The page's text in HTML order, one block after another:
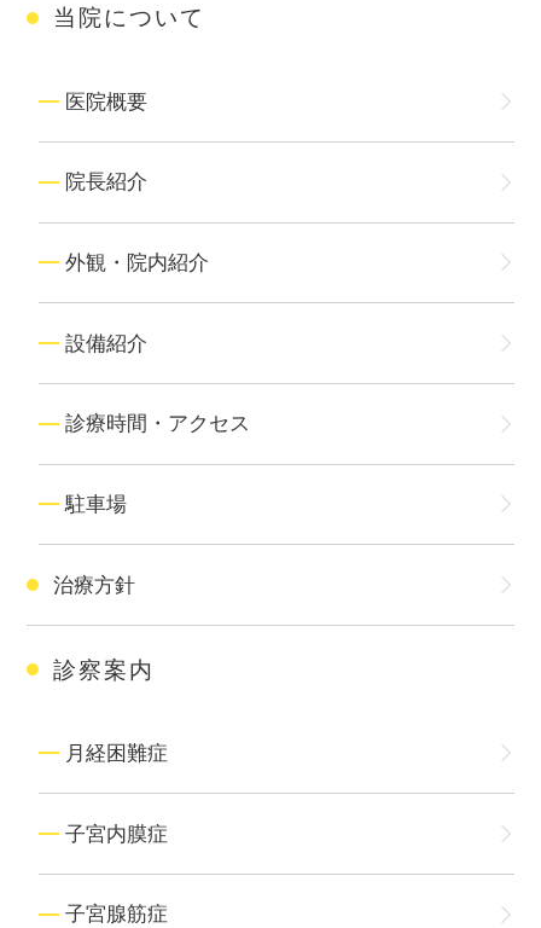
当院について
医院概要
院長紹介
外観・院内紹介
設備紹介
診療時間・アクセス
駐車場
治療方針
診察案内
月経困難症
子宮内膜症
子宮腺筋症